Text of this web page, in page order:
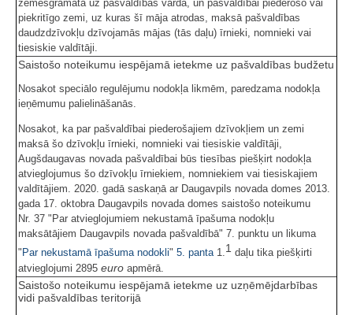
zemesgrāmatā uz pašvaldības vārda, un pašvaldībai piederošo vai
piekritīgo zemi, uz kuras šī māja atrodas, maksā pašvaldības
daudzdzīvokļu dzīvojamās mājas (tās daļu) īrnieki, nomnieki vai
tiesiskie valdītāji.
Saistošo noteikumu iespējamā ietekme uz pašvaldības budžetu
Nosakot speciālo regulējumu nodokļa likmēm, paredzama nodokļa
ieņēmumu palielināšanās.
Nosakot, ka par pašvaldībai piederošajiem dzīvokļiem un zemi
maksā šo dzīvokļu īrnieki, nomnieki vai tiesiskie valdītāji,
Augšdaugavas novada pašvaldībai būs tiesības piešķirt nodokļa
atvieglojumus šo dzīvokļu īrniekiem, nomniekiem vai tiesiskajiem
valdītājiem. 2020. gadā saskaņā ar Daugavpils novada domes 2013.
gada 17. oktobra Daugavpils novada domes saistošo noteikumu
Nr. 37 "Par atvieglojumiem nekustamā īpašuma nodokļu
maksātājiem Daugavpils novada pašvaldībā" 7. punktu un likuma
" Par nekustamā īpašuma nodokli" 5. panta1.1 daļu tika piešķirti
atvieglojumi 2895 euro apmērā.
Saistošo noteikumu iespējamā ietekme uz uzņēmējdarbības
vidi pašvaldības teritorijā